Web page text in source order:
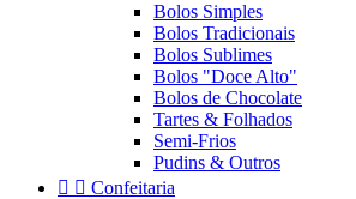
Bolos Simples
Bolos Tradicionais
Bolos Sublimes
Bolos "Doce Alto"
Bolos de Chocolate
Tartes & Folhados
Semi-Frios
Pudins & Outros
  Confeitaria